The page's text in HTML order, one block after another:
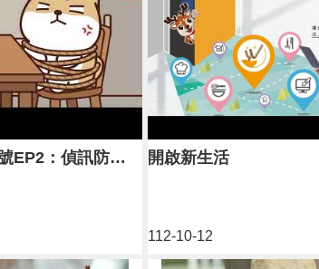
【求職求職防騙宣導-任務代號EP2：偵訊防線】 開啟新生活
112-10-12